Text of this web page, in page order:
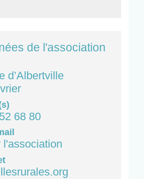
de l'association
d’Albertville
68 80
l'association